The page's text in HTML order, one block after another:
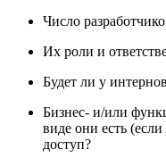
Число
Их роли и
Будет ли у
Бизнес- и/или
виде они есть
доступ?